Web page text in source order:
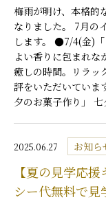
梅雨が明け、本格的
なりました。 7月の
します。 ●7/4(金)
よい香りに包まれな
癒しの時間。リラッ
評をいただいてい
夕のお菓子作り」
2025.06.27 お知ら
【夏の見学応
シー代無料で見